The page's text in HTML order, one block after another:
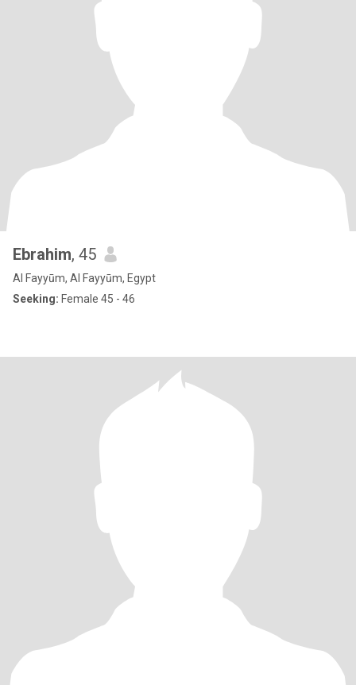
Ebrahim, 45
Al Fayyūm, Al Fayyūm, Egypt
Seeking: Female 45 - 46